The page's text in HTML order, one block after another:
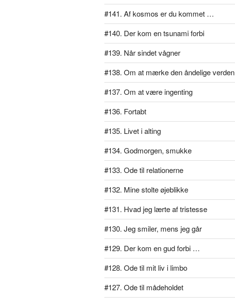
#141. Af kosmos er du kommet …
#140. Der kom en tsunami forbi
#139. Når sindet vågner
#138. Om at mærke den åndelige verden
#137. Om at være ingenting
#136. Fortabt
#135. Livet i alting
#134. Godmorgen, smukke
#133. Ode til relationerne
#132. Mine stolte øjeblikke
#131. Hvad jeg lærte af tristesse
#130. Jeg smiler, mens jeg går
#129. Der kom en gud forbi …
#128. Ode til mit liv i limbo
#127. Ode til mådeholdet